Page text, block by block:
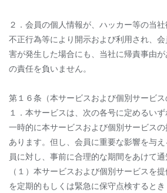
２．会員の個人情報が、ハッカー等の当
不正行為等により開示および利用され、
害が発生した場合にも、当社に帰責事由
の責任を負いません。
第１６条（本サービスおよび個別サービス
１．本サービスは、次の各号に定めるいず
一時的に本サービスおよび個別サービス
あります。但し、会員に重要な影響を与
員に対し、事前に合理的な期間をあけて通
（１）本サービスおよび個別サービスを
を定期的もしくは緊急に保守点検するとき